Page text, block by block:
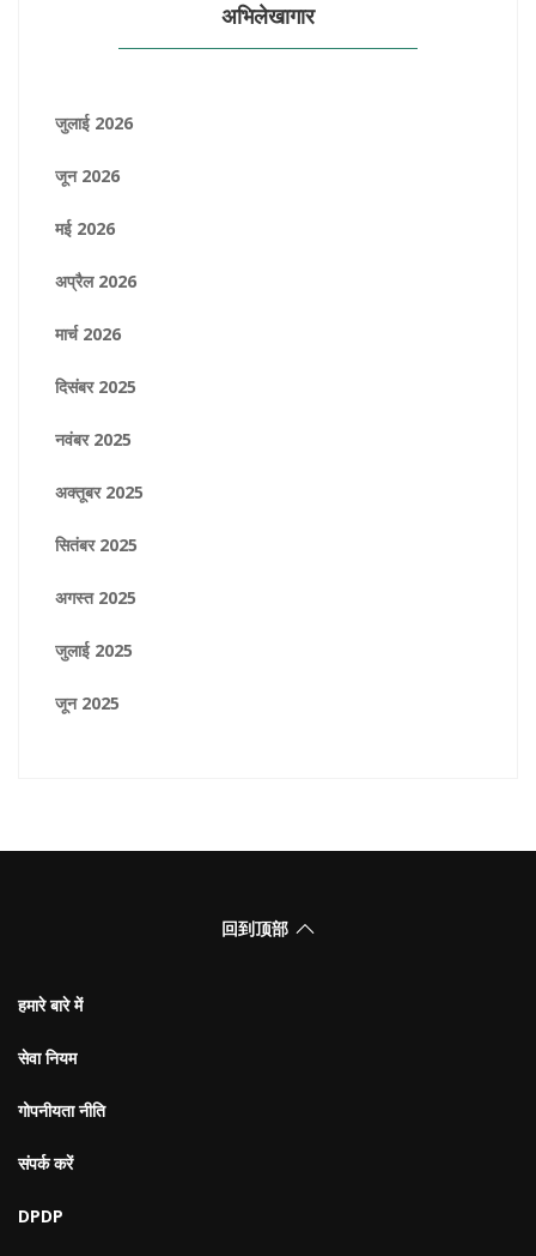
अभिलेखागार
जुलाई 2026
जून 2026
मई 2026
अप्रैल 2026
मार्च 2026
दिसंबर 2025
नवंबर 2025
अक्तूबर 2025
सितंबर 2025
अगस्त 2025
जुलाई 2025
जून 2025
回到顶部
हमारे बारे में
सेवा नियम
गोपनीयता नीति
संपर्क करें
DPDP